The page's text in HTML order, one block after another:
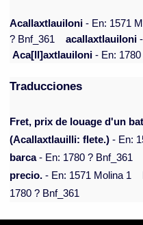
Acallaxtlauiloni - En: 1571
? Bnf_361
acallaxtlauiloni
Aca[ll]axtlauiloni - En:
Traducciones
Fret, prix de louage d'un
(Acallaxtlauilli: flete.) - En:
barca- En: 1780 ? Bnf_361
precio. - En: 1571 Molina 1
1780 ? Bnf_361